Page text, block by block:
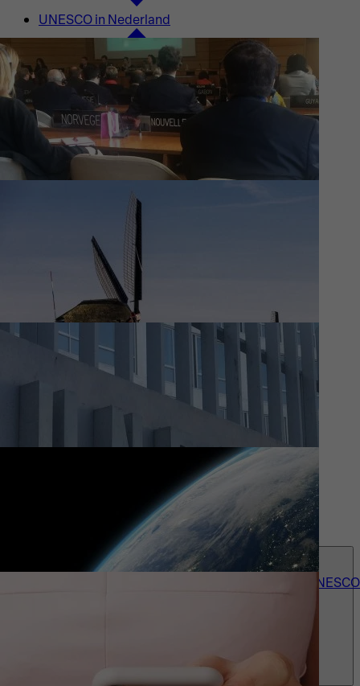
Over UNESCO
UNESCO in Nederland
Onze 150+ UNESCO-erkenningen
Waar wij aan werken
accessibility_menu